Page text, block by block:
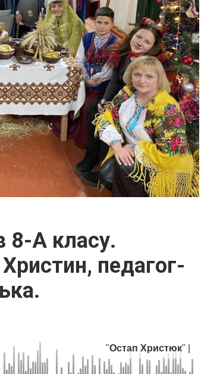
8-А класу.
педагог-
"Остап Христюк" |